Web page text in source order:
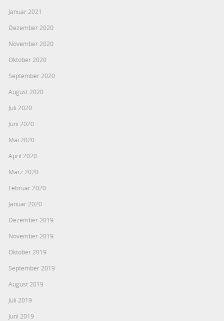
Januar 2021
Dezember 2020
November 2020
Oktober 2020
September 2020
August 2020
Juli 2020
Juni 2020
Mai 2020
April 2020
März 2020
Februar 2020
Januar 2020
Dezember 2019
November 2019
Oktober 2019
September 2019
August 2019
Juli 2019
Juni 2019